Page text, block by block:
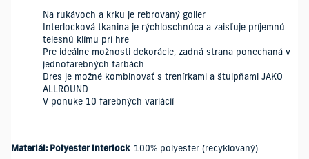
Na rukávoch a krku je rebrovaný golier
Interlocková tkanina je rýchloschnúca a zaisťuje príjemnú
telesnú klímu pri hre
Pre ideálne možnosti dekorácie, zadná strana ponechaná v
jednofarebných farbách
Dres je možné kombinovať s trenírkami a štulpňami JAKO
ALLROUND
V ponuke 10 farebných variácií
Materiál: Polyester interlock 100% polyester (recyklovaný)